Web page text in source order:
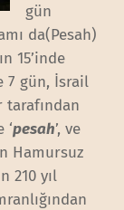
gün
da(Pesah)
15’inde
7 gün, İsrail
tarafından
‘pesah’, ve
Hamursuz
210 yıl